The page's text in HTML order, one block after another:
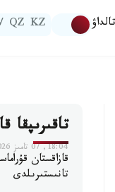
تالداۋ KZ
QZ
تاقىرىپقا
18:04, 07 تامىز 2026
قازاقستان
تانىستىرىلدى